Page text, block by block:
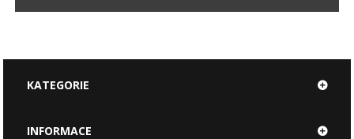
KATEGORIE
INFORMACE